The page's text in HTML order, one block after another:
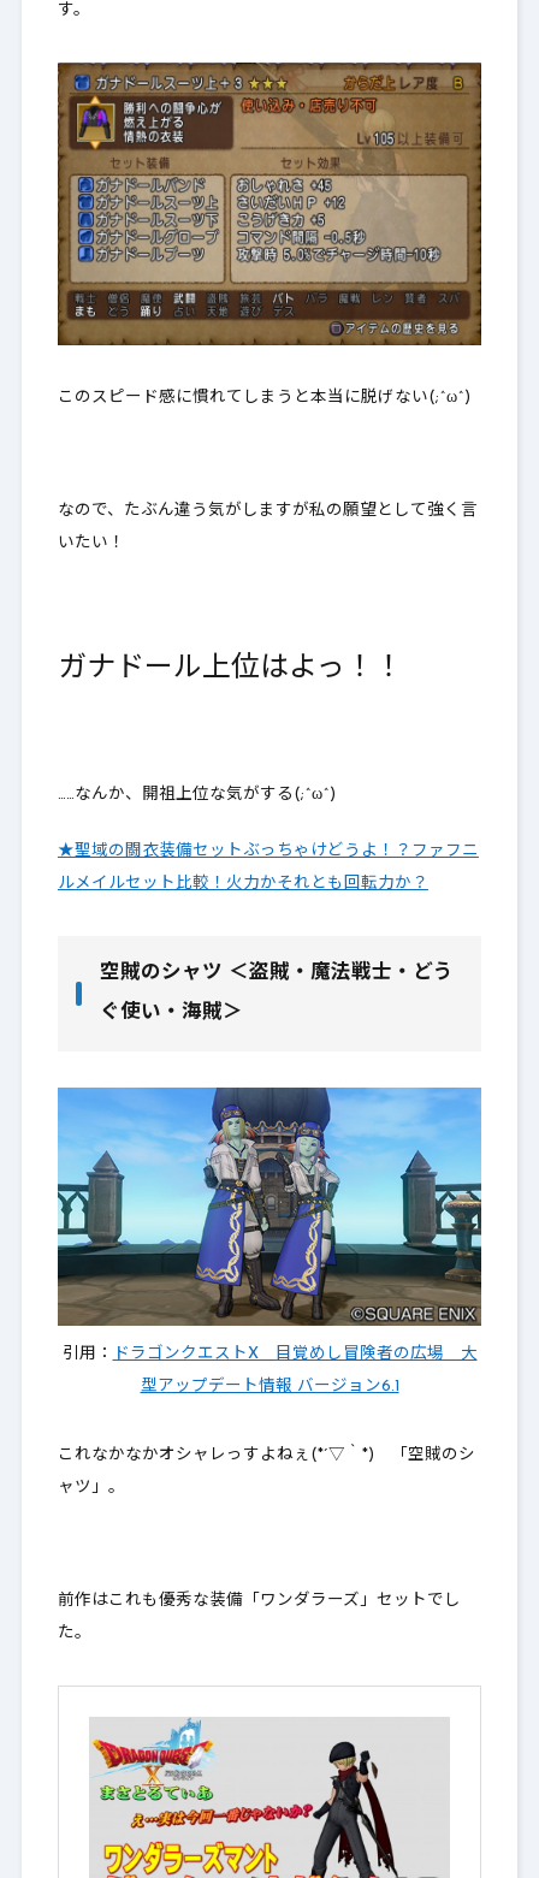
す。
このスピード感に慣れてしまうと本当に脱げない(;^ω^)
なので、たぶん違う気がしますが私の願望として強く言
いたい！
ガナドール上位はよっ！！
……なんか、開祖上位な気がする(;^ω^)
★聖域の闘衣装備セットぶっちゃけどうよ！？ファフニ
ルメイルセット比較！火力かそれとも回転力か？
空賊のシャツ ＜盗賊・魔法戦士・どう
ぐ使い・海賊＞
引用： ドラゴンクエストX 目覚めし冒険者の広場 大
型アップデート情報 バージョン6.1
これなかなかオシャレっすよねぇ(*´▽｀*) 「空賊のシ
ャツ」。
前作はこれも優秀な装備「ワンダラーズ」セットでし
た。